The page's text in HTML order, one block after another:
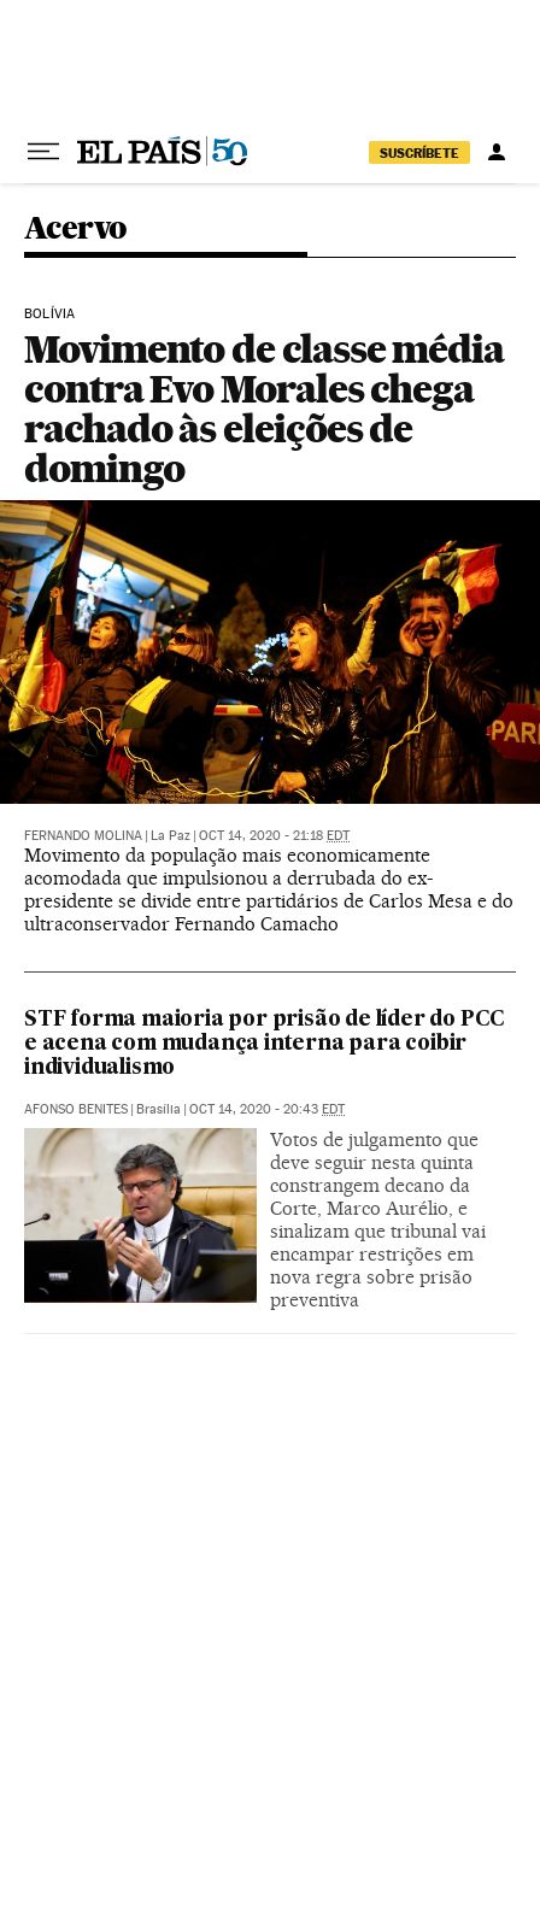
SUSCRÍBETE
Acervo
BOLÍVIA
Movimento de classe média
contra Evo Morales chega
rachado às eleições de
domingo
FERNANDO MOLINA La Paz OCT 14, 2020 - 21:18 EDT
Movimento da população mais economicamente
acomodada que impulsionou a derrubada do ex-
presidente se divide entre partidários de Carlos Mesa e do
ultraconservador Fernando Camacho
STF forma maioria por prisão de líder do PCC
e acena com mudança interna para coibir
individualismo
AFONSO BENITES Brasília OCT 14, 2020 - 20:43 EDT
Votos de julgamento que
deve seguir nesta quinta
constrangem decano da
Corte, Marco Aurélio, e
sinalizam que tribunal vai
encampar restrições em
nova regra sobre prisão
preventiva